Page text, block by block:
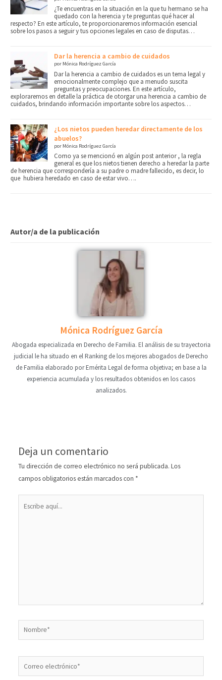
¿Te encuentras en la situación en la que tu hermano se ha
quedado con la herencia y te preguntas qué hacer al
respecto? En este artículo, te proporcionaremos información esencial
sobre los pasos a seguir y tus opciones legales en caso de disputas…
Dar la herencia a cambio de cuidados
por Mónica Rodríguez García
Dar la herencia a cambio de cuidados es un tema legal y
emocionalmente complejo que a menudo suscita
preguntas y preocupaciones. En este artículo,
exploraremos en detalle la práctica de otorgar una herencia a cambio de
cuidados, brindando información importante sobre los aspectos…
¿Los nietos pueden heredar directamente de los
abuelos?
por Mónica Rodríguez García
Como ya se mencionó en algún post anterior , la regla
general es que los nietos tienen derecho a heredar la parte
de herencia que correspondería a su padre o madre fallecido, es decir, lo
que hubiera heredado en caso de estar vivo….
Autor/a de la publicación
Mónica Rodríguez García
Abogada especializada en Derecho de Familia. El análisis de su trayectoria
judicial le ha situado en el Ranking de los mejores abogados de Derecho
de Familia elaborado por Emérita Legal de forma objetiva; en base a la
experiencia acumulada y los resultados obtenidos en los casos
analizados.
Deja un comentario
Tu dirección de correo electrónico no será publicada. Los
campos obligatorios están marcados con *